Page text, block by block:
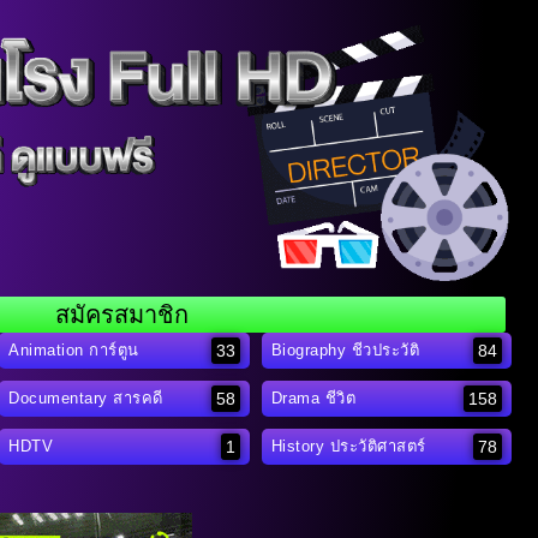
สมัครสมาชิก
Animation การ์ตูน 33 Biography ชีวประวัติ 84
Documentary สารคดี 58 Drama ชีวิต 158
HDTV 1 History ประวัติศาสตร์ 78